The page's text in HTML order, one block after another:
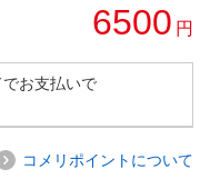
6500 円
お支払いで
コメリポイントについて